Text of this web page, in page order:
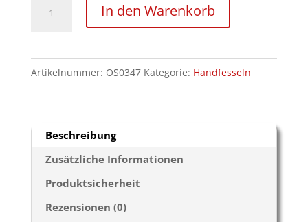
Lederfäustlinge
In den Warenkorb
Artikelnummer: OS0347 Kategorie: Handfesseln
Beschreibung
Zusätzliche Informationen
Produktsicherheit
Rezensionen (0)